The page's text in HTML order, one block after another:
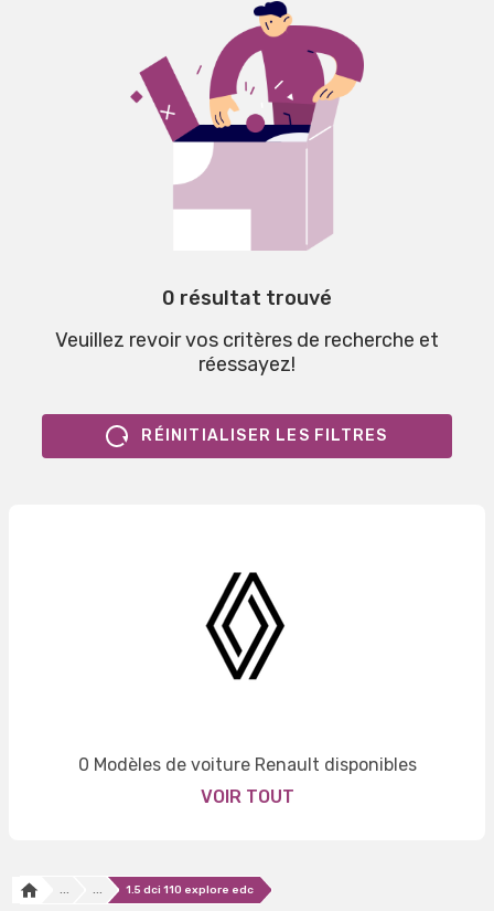
0 résultat trouvé
Veuillez revoir vos critères de recherche et
réessayez!
RÉINITIALISER LES FILTRES
0 Modèles de voiture Renault disponibles
VOIR TOUT
... ... 1.5 dci 110 explore edc